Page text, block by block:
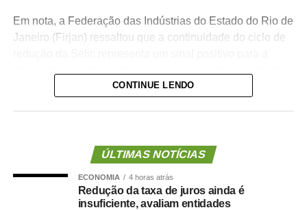
Em nota, a Federação das Indústrias do Estado do Rio de
Janeiro (Firjan) ressaltou que a continuidade do ciclo de
taxa mantém o crédito caro e atrasa investimentos.
das empresas brasileiras de ganhar produtividade e
competir nos mercados interno e externo. Esse quadro se
reflete no desempenho da indústria de transformação,
que cresceu apenas 0,4% no primeiro semestre do ano,
CONTINUE LENDO
ÚLTIMAS NOTÍCIAS
ECONOMIA 4 horas atrás
Redução da taxa de juros ainda é
insuficiente, avaliam entidades